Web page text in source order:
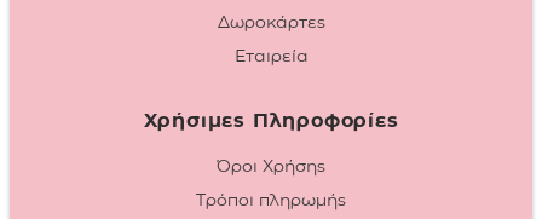
Δωροκάρτες
Εταιρεία
Χρήσιμες Πληροφορίες
Όροι Χρήσης
Τρόποι πληρωμής